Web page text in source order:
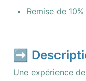
Remise de
➡️
Une expérience